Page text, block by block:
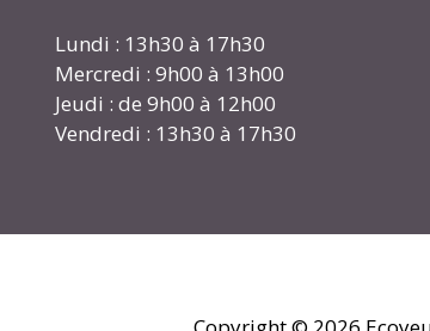
Lundi : 13h30 à 17h30
Mercredi : 9h00 à 13h00
Jeudi : de 9h00 à 12h00
Vendredi : 13h30 à 17h30